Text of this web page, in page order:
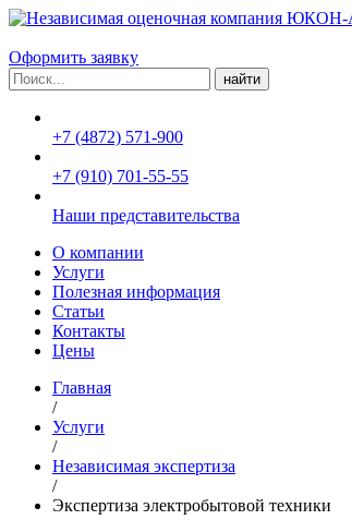
Оформить заявку
Поиск:
+7 (4872) 571-900
+7 (910) 701-55-55
Наши представительства
О компании
Услуги
Полезная информация
Статьи
Контакты
Цены
Главная
/
Услуги
/
Независимая экспертиза
/
Экспертиза электробытовой техники